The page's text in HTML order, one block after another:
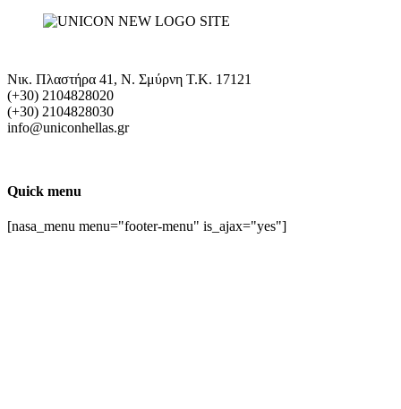
Νικ. Πλαστήρα 41, Ν. Σμύρνη T.K. 17121
(+30) 2104828020
(+30) 2104828030
info@uniconhellas.gr
Quick menu
[nasa_menu menu="footer-menu" is_ajax="yes"]